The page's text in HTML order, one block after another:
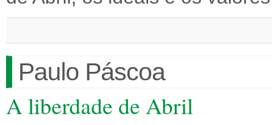
Paulo Páscoa
A liberdade de Abril